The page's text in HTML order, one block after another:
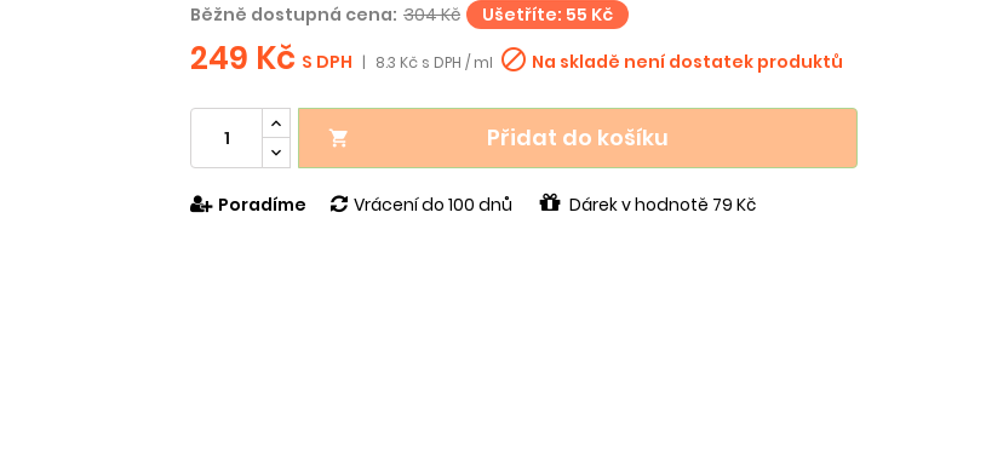
Běžně dostupná cena: 304 Kč Ušetříte: 55 Kč
249 Kč S DPH | 8.3 Kč s DPH / ml  Na skladě není dostatek produktů
 Přidat do košíku
Poradíme Vrácení do 100 dnů Dárek v hodnotě 79 Kč